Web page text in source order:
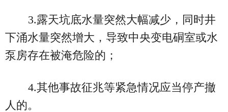
3.露天坑底水量突然大幅减少，同时井
下涌水量突然增大，导致中央变电硐室或水
泵房存在被淹危险的；
4.其他事故征兆等紧急情况应当停产撤
人的。